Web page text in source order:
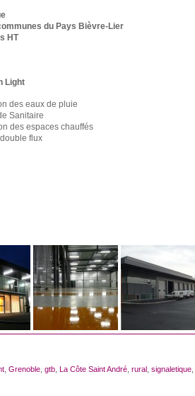
du Pays Bièvre-Lier
HT
Light
des eaux de pluie
Sanitaire
des espaces chauffés
flux
, Grenoble, gtb, La Côte Saint André, rural, signaletique,